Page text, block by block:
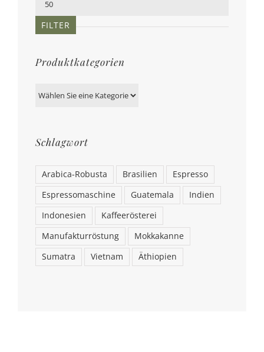
Preis
FILTER
Produktkategorien
Schlagwort
Arabica-Robusta Brasilien
Espresso
Espressomaschine
Guatemala
Indien
Indonesien
Kaffeerösterei
Manufakturröstung
Mokkakanne
Sumatra
Vietnam Äthiopien